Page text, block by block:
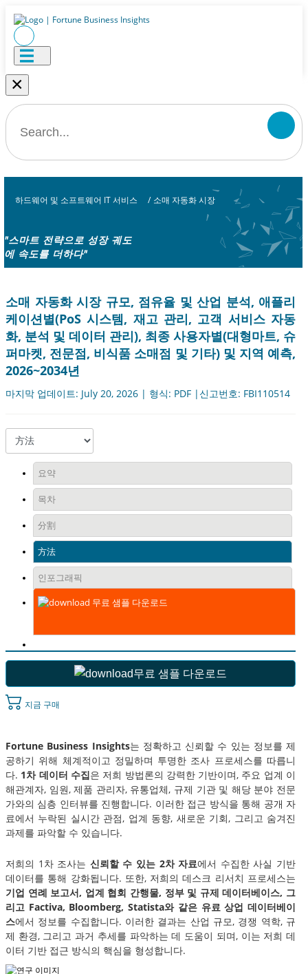
×
하드웨어 및 소프트웨어 IT 서비스 / 소매 자동화 시장
"스마트 전략으로 성장 궤도
에 속도를 더하다"
소매 자동화 시장 규모, 점유율 및 산업 분석, 애플리
케이션별(PoS 시스템, 재고 관리, 고객 서비스 자동
화, 분석 및 데이터 관리), 최종 사용자별(대형마트, 슈
퍼마켓, 전문점, 비식품 소매점 및 기타) 및 지역 예측,
2026~2034년
마지막 업데이트: July 20, 2026 | 형식: PDF |신고번호: FBI110514
요약
목차
分割
方法
인포그래픽
무료 샘플 다운로드
무료 샘플 다운로드
지금 구매
Fortune Business Insights는 정확하고 신뢰할 수 있는 정보를 제
공하기 위해 체계적이고 정밀하며 투명한 조사 프로세스를 따릅니
다. 1차 데이터 수집은 저희 방법론의 강력한 기반이며, 주요 업계 이
해관계자, 임원, 제품 관리자, 유통업체, 규제 기관 및 해당 분야 전문
가와의 심층 인터뷰를 진행합니다. 이러한 접근 방식을 통해 공개 자
료에서 누락된 실시간 관점, 업계 동향, 새로운 기회, 그리고 숨겨진
과제를 파악할 수 있습니다.
저희의 1차 조사는 신뢰할 수 있는 2차 자료에서 수집한 사실 기반
데이터를 통해 강화됩니다. 또한, 저희의 데스크 리서치 프로세스는
기업 연례 보고서, 업계 협회 간행물, 정부 및 규제 데이터베이스, 그
리고 Factiva, Bloomberg, Statista와 같은 유료 상업 데이터베이
스에서 정보를 수집합니다. 이러한 결과는 산업 규모, 경쟁 역학, 규
제 환경, 그리고 과거 추세를 파악하는 데 도움이 되며, 이는 저희 데
이터 기반 접근 방식의 핵심을 형성합니다.